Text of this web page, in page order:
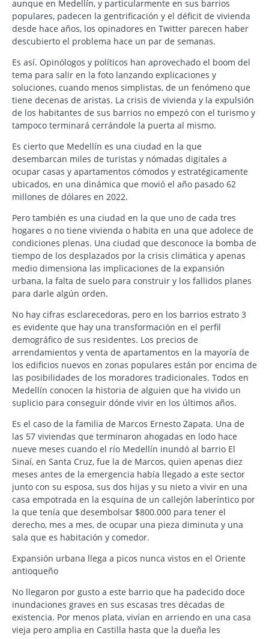
aunque en Medellín, y particularmente en sus barrios
populares, padecen la gentrificación y el déficit de vivienda
desde hace años, los opinadores en Twitter parecen haber
descubierto el problema hace un par de semanas.
Es así. Opinólogos y políticos han aprovechado el boom del
tema para salir en la foto lanzando explicaciones y
soluciones, cuando menos simplistas, de un fenómeno que
tiene decenas de aristas. La crisis de vivienda y la expulsión
de los habitantes de sus barrios no empezó con el turismo y
tampoco terminará cerrándole la puerta al mismo.
Es cierto que Medellín es una ciudad en la que
desembarcan miles de turistas y nómadas digitales a
ocupar casas y apartamentos cómodos y estratégicamente
ubicados, en una dinámica que movió el año pasado 62
millones de dólares en 2022.
Pero también es una ciudad en la que uno de cada tres
hogares o no tiene vivienda o habita en una que adolece de
condiciones plenas. Una ciudad que desconoce la bomba de
tiempo de los desplazados por la crisis climática y apenas
medio dimensiona las implicaciones de la expansión
urbana, la falta de suelo para construir y los fallidos planes
para darle algún orden.
No hay cifras esclarecedoras, pero en los barrios estrato 3
es evidente que hay una transformación en el perfil
demográfico de sus residentes. Los precios de
arrendamientos y venta de apartamentos en la mayoría de
los edificios nuevos en zonas populares están por encima de
las posibilidades de los moradores tradicionales. Todos en
Medellín conocen la historia de alguien que ha vivido un
suplicio para conseguir dónde vivir en los últimos años.
Es el caso de la familia de Marcos Ernesto Zapata. Una de
las 57 viviendas que terminaron ahogadas en lodo hace
nueve meses cuando el río Medellín inundó al barrio El
Sinaí, en Santa Cruz, fue la de Marcos, quien apenas diez
meses antes de la emergencia había llegado a este sector
junto con su esposa, sus dos hijas y su nieto a vivir en una
casa empotrada en la esquina de un callejón laberíntico por
la que tenía que desembolsar $800.000 para tener el
derecho, mes a mes, de ocupar una pieza diminuta y una
sala que es habitación y comedor.
Expansión urbana llega a picos nunca vistos en el Oriente
antioqueño
No llegaron por gusto a este barrio que ha padecido doce
inundaciones graves en sus escasas tres décadas de
existencia. Por menos plata, vivían en arriendo en una casa
vieja pero amplia en Castilla hasta que la dueña les